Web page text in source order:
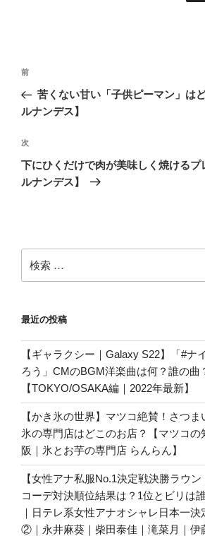
投
ナ
ゲ
ー
シ
過
去
の
稿
前
苦くない甘い「子供ピーマン」は
ルナンデス】
次
の
投
次
下にひくだけで肉が美味しく焼けるプ
ルナンデス】
索:
最近の投稿
【ギャラクシー｜Galaxy S22】「#ナ
ろう」CMのBGM洋楽曲は何？誰の曲
【TOKYO/OSAKA編｜2022年最新】
【かき氷の世界】マツコ絶賛！さつま
氷の専門店はどこのお店？【マツコの
阪｜氷とお芋の専門店 らんらん】
【女性アナ私服No.1決定戦決勝ラウ
コーデ対決順位結果は？1位とビリは
｜日テレ系女性アナオシャレ日本一
②｜永井麻葵｜柴田泰佳｜滝菜月｜伊